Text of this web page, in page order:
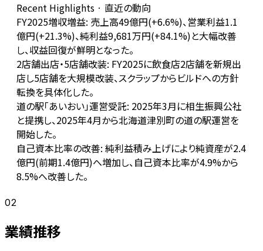
Recent Highlights · 直近の動向
FY2025増収増益: 売上高49億円(+6.6%)、営業利益1.1
億円(+21.3%)、純利益9,681万円(+84.1%)と大幅改善
し、収益回復が鮮明となった。
2店舗出店・5店舗改装: FY2025に飲食店2店舗を新規出
店し5店舗を大規模改装、スクラップからビルドへの方針
転換を具体化した。
道の駅「あいおい」運営受託: 2025年3月に相生振興公社
と提携し、2025年4月から北海道津別町の道の駅運営を
開始した。
自己資本比率の改善: 純利益積み上げにより純資産が2.4
億円(前期1.4億円)へ増加し、自己資本比率が4.9%から
8.5%へ改善した。
02
業績推移